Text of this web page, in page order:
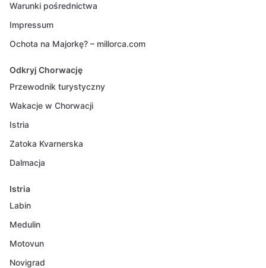
Warunki pośrednictwa
Impressum
Ochota na Majorkę? – millorca.com
Odkryj Chorwację
Przewodnik turystyczny
Wakacje w Chorwacji
Istria
Zatoka Kvarnerska
Dalmacja
Istria
Labin
Medulin
Motovun
Novigrad